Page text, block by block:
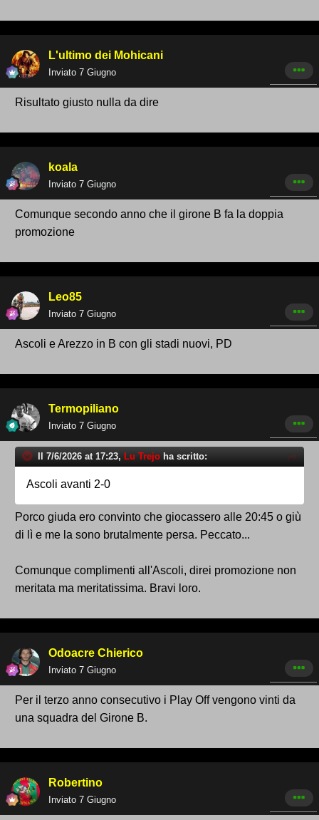
L'ultimo dei Mohicani
Inviato 7 Giugno
Risultato giusto nulla da dire
koala
Inviato 7 Giugno
Comunque secondo anno che il girone B fa la doppia
promozione
Leo85
Inviato 7 Giugno
Ascoli e Arezzo in B con gli stadi nuovi, PD
Termopiliano
Inviato 7 Giugno
Il 7/6/2026 at 17:23, Lu Trejo ha scritto:
Ascoli avanti 2-0
Porco giuda ero convinto che giocassero alle 20:45 o giù
di lì e me la sono brutalmente persa. Peccato...
Comunque complimenti all'Ascoli, direi promozione non
meritata ma meritatissima. Bravi loro.
Odoacre Chierico
Inviato 7 Giugno
Per il terzo anno consecutivo i Play Off vengono vinti da
una squadra del Girone B.
Robertino
Inviato 7 Giugno